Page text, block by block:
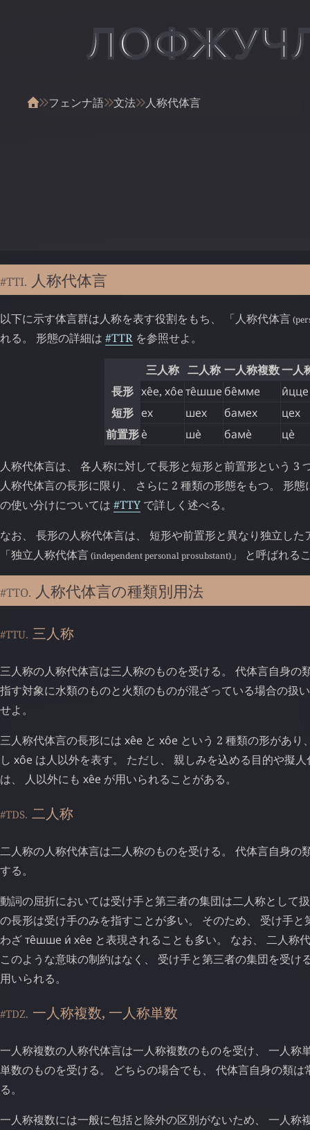
フェンナ語 文法 人称代体言
#TTI. 人称代体言
以下に示す体言群は人称を表す役割をもち、 「人称代体言
れる。 形態の詳細は #TTR を参照せよ。
三人称 二人称 一人称複数一人
長形 хе̂е, хо̂ете̂шшебе̂мме
и̂цце
短形 ех шех бамех
цех
前置形ѐ шѐ бамѐ цѐ
人称代体言は、 各人称に対して長形と短形と前置形という 3
人称代体言の長形に限り、 さらに 2 種類の形態をもつ。 形
の使い分けについては #TTY で詳しく述べる。
なお、 長形の人称代体言は、 短形や前置形と異なり独立し
「独立人称代体言(independent personal prosubstant) 」 と呼ばれる
#TTO. 人称代体言の種類別用法
#TTU. 三人称
三人称の人称代体言は三人称のものを受ける。 代体言自身の
指す対象に水類のものと火類のものが混ざっている場合の扱
せよ。
三人称代体言の長形には хе̂е と хо̂е という 2 種類の形があり
し хо̂е は人以外を表す。 ただし、 親しみを込める目的や擬
は、 人以外にも хе̂е が用いられることがある。
#TDS. 二人称
二人称の人称代体言は二人称のものを受ける。 代体言自身の
する。
動詞の屈折においては受け手と第三者の集団は二人称として
の長形は受け手のみを指すことが多い。 そのため、 受け手
わざте̂шше и́ хе̂е と表現されることも多い。 なお、 二人称
このような意味の制約はなく、 受け手と第三者の集団を受け
用いられる。
#TDZ. 一人称複数, 一人称単数
一人称複数の人称代体言は一人称複数のものを受け、 一人称
単数のものを受ける。 どちらの場合でも、 代体言自身の類
る。
一人称複数には一般に包括と除外の区別がないため、 一人称